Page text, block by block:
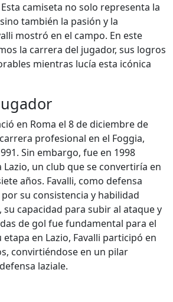
camiseta no solo representa la
también la pasión y la
mostró en el campo. En este
la carrera del jugador, sus logros
mientras lucía esta icónica
en Roma el 8 de diciembre de
profesional en el Foggia,
Sin embargo, fue en 1998
Lazio, un club que se convertiría en
años. Favalli, como defensa
su consistencia y habilidad
su capacidad para subir al ataque y
de gol fue fundamental para el
en Lazio, Favalli participó en
convirtiéndose en un pilar
laziale.